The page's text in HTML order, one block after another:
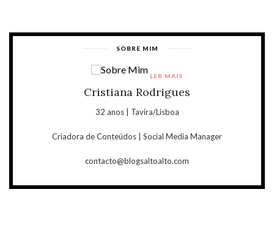
SOBRE MIM
Cristiana Rodrigues
32 anos | Tavira/Lisboa
Criadora de Conteúdos | Social Media Manager
contacto@blogsaltoalto.com
LER MAIS